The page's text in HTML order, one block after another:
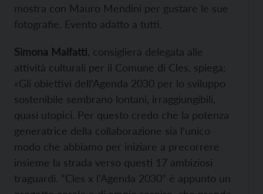
mostra con Mauro Mendini per gustare le sue
fotografie. Evento adatto a tutti.
Simona Malfatti, consigliera delegata alle
attività culturali per il Comune di Cles, spiega:
«Gli obiettivi dell’Agenda 2030 per lo sviluppo
sostenibile sembrano lontani, irraggiungibili,
quasi utopici. Per questo credo che la potenza
generatrice della collaborazione sia l’unico
modo che abbiamo per iniziare a precorrere
insieme la strada verso questi 17 ambiziosi
traguardi. “Cles x l’Agenda 2030” è appunto un